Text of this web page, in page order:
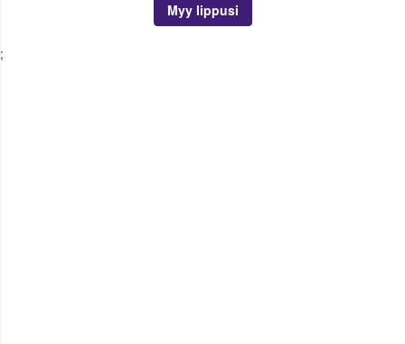
Myy lippusi
;